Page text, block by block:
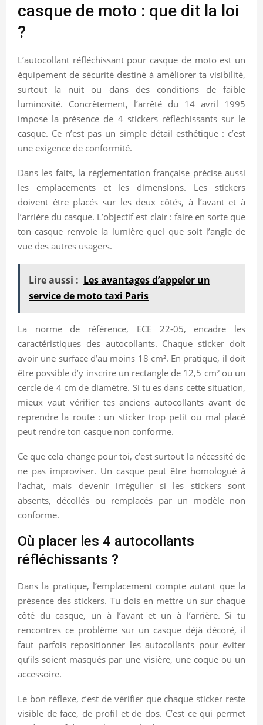
casque de moto : que dit la loi
?
L’autocollant réfléchissant pour casque de moto est un
équipement de sécurité destiné à améliorer ta visibilité,
surtout la nuit ou dans des conditions de faible
luminosité. Concrètement, l’arrêté du 14 avril 1995
impose la présence de 4 stickers réfléchissants sur le
casque. Ce n’est pas un simple détail esthétique : c’est
une exigence de conformité.
Dans les faits, la réglementation française précise aussi
les emplacements et les dimensions. Les stickers
doivent être placés sur les deux côtés, à l’avant et à
l’arrière du casque. L’objectif est clair : faire en sorte que
ton casque renvoie la lumière quel que soit l’angle de
vue des autres usagers.
Lire aussi : Les avantages d’appeler un
service de moto taxi Paris
La norme de référence, ECE 22-05, encadre les
caractéristiques des autocollants. Chaque sticker doit
avoir une surface d’au moins 18 cm². En pratique, il doit
être possible d’y inscrire un rectangle de 12,5 cm² ou un
cercle de 4 cm de diamètre. Si tu es dans cette situation,
mieux vaut vérifier tes anciens autocollants avant de
reprendre la route : un sticker trop petit ou mal placé
peut rendre ton casque non conforme.
Ce que cela change pour toi, c’est surtout la nécessité de
ne pas improviser. Un casque peut être homologué à
l’achat, mais devenir irrégulier si les stickers sont
absents, décollés ou remplacés par un modèle non
conforme.
Où placer les 4 autocollants
réfléchissants ?
Dans la pratique, l’emplacement compte autant que la
présence des stickers. Tu dois en mettre un sur chaque
côté du casque, un à l’avant et un à l’arrière. Si tu
rencontres ce problème sur un casque déjà décoré, il
faut parfois repositionner les autocollants pour éviter
qu’ils soient masqués par une visière, une coque ou un
accessoire.
Le bon réflexe, c’est de vérifier que chaque sticker reste
visible de face, de profil et de dos. C’est ce qui permet